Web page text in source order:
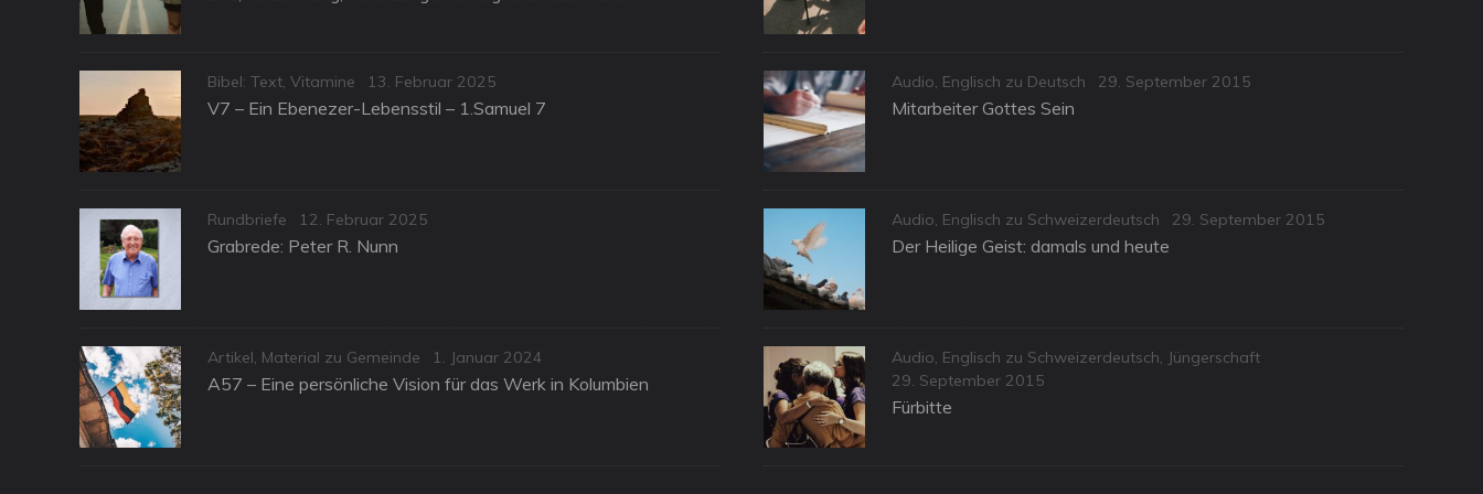
Categories
Bibel: Text,Vitamine
Posted
on
13. Februar 2025
V7 – Ein Ebenezer-Lebensstil – 1.Samuel 7
Categories
Rundbriefe
Posted
on
12. Februar 2025
Grabrede: Peter R. Nunn
Categories
Artikel, Material zu Gemeinde
Posted
on
1. Januar 2024
A57 – Eine persönliche Vision für das Werk in Kolumbien
Categories
Audio, Englisch zu Deutsch
Posted
29. September 2015
Mitarbeiter Gottes Sein
Categories
Audio, Englisch zu Schweizerdeutsch
Posted
29. September 2015
Der Heilige Geist: damals und heute
Categories
Audio, Englisch zu Schweizerdeutsch, Jüngerschaft
Posted
on
29. September 2015
Fürbitte